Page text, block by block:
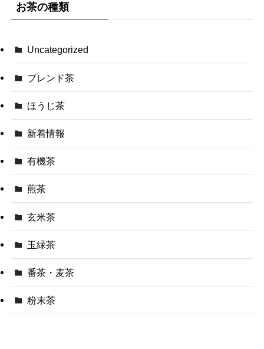
お茶の種類
Uncategorized
ブレンド茶
ほうじ茶
新着情報
有機茶
煎茶
玄米茶
玉緑茶
番茶・麦茶
粉末茶